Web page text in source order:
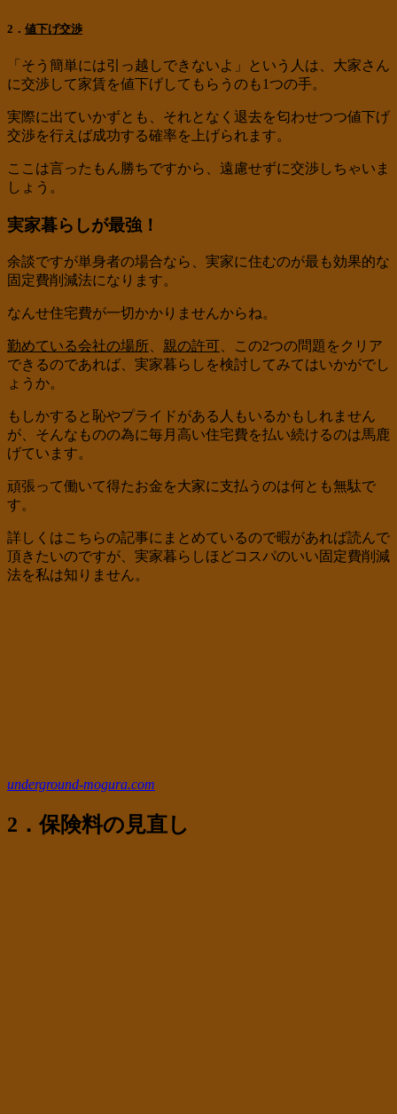
2． 値下げ交渉
「そう簡単には引っ越しできないよ」という人は、大家さん
に交渉して家賃を値下げしてもらうのも1つの手。
実際に出ていかずとも、それとなく退去を匂わせつつ値下げ
交渉を行えば成功する確率を上げられます。
ここは言ったもん勝ちですから、遠慮せずに交渉しちゃいま
しょう。
実家暮らしが最強！
余談ですが単身者の場合なら、実家に住むのが最も効果的な
固定費削減法になります。
なんせ住宅費が一切かかりませんからね。
勤めている会社の場所、 親の許可、この2つの問題をクリア
できるのであれば、実家暮らしを検討してみてはいかがでし
ょうか。
もしかすると恥やプライドがある人もいるかもしれません
が、そんなものの為に毎月高い住宅費を払い続けるのは馬鹿
げています。
頑張って働いて得たお金を大家に支払うのは何とも無駄で
す。
詳しくはこちらの記事にまとめているので暇があれば読んで
頂きたいのですが、実家暮らしほどコスパのいい固定費削減
法を私は知りません。
underground-mogura.com
2．保険料の見直し